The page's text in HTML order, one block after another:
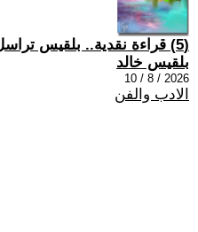
(5) قراءة نقدية.. بلقيس تراسل الشمس
بلقيس خالد
2026 / 8 / 10
الادب والفن